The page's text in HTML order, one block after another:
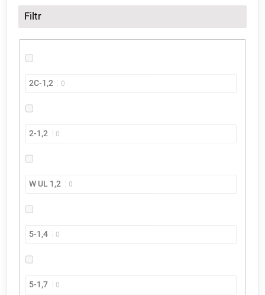
Filtr
2C-1,2 0
2-1,2 0
W UL 1,2 0
5-1,4 0
5-1,7 0